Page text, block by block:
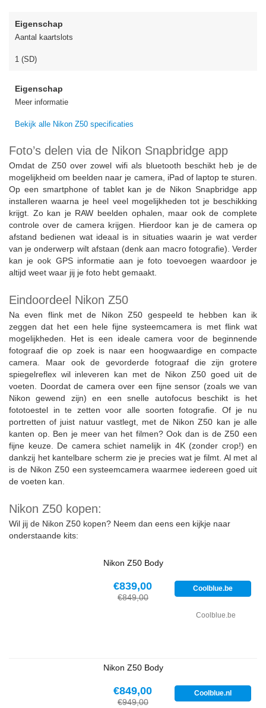
Eigenschap
Aantal kaartslots
1 (SD)
Eigenschap
Meer informatie
Bekijk alle Nikon Z50 specificaties
Foto’s delen via de Nikon Snapbridge app
Omdat de Z50 over zowel wifi als bluetooth beschikt heb je de
mogelijkheid om beelden naar je camera, iPad of laptop te sturen.
Op een smartphone of tablet kan je de Nikon Snapbridge app
installeren waarna je heel veel mogelijkheden tot je beschikking
krijgt. Zo kan je RAW beelden ophalen, maar ook de complete
controle over de camera krijgen. Hierdoor kan je de camera op
afstand bedienen wat ideaal is in situaties waarin je wat verder
van je onderwerp wilt afstaan (denk aan macro fotografie). Verder
kan je ook GPS informatie aan je foto toevoegen waardoor je
altijd weet waar jij je foto hebt gemaakt.
Eindoordeel Nikon Z50
Na even flink met de Nikon Z50 gespeeld te hebben kan ik
zeggen dat het een hele fijne systeemcamera is met flink wat
mogelijkheden. Het is een ideale camera voor de beginnende
fotograaf die op zoek is naar een hoogwaardige en compacte
camera. Maar ook de gevorderde fotograaf die zijn grotere
spiegelreflex wil inleveren kan met de Nikon Z50 goed uit de
voeten. Doordat de camera over een fijne sensor (zoals we van
Nikon gewend zijn) en een snelle autofocus beschikt is het
fototoestel in te zetten voor alle soorten fotografie. Of je nu
portretten of juist natuur vastlegt, met de Nikon Z50 kan je alle
kanten op. Ben je meer van het filmen? Ook dan is de Z50 een
fijne keuze. De camera schiet namelijk in 4K (zonder crop!) en
dankzij het kantelbare scherm zie je precies wat je filmt. Al met al
is de Nikon Z50 een systeemcamera waarmee iedereen goed uit
de voeten kan.
Nikon Z50 kopen:
Wil jij de Nikon Z50 kopen? Neem dan eens een kijkje naar
onderstaande kits:
Nikon Z50 Body
€839,00
€849,00
Coolblue.be
Coolblue.be
Nikon Z50 Body
€849,00
€949,00
Coolblue.nl